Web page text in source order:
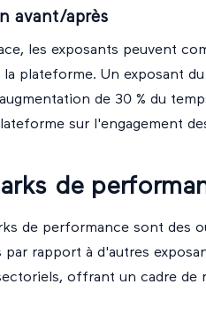
avant/après
les exposants peuvent
la plateforme. Un exposant
de 30 % du
sur l'engagement
de
de performance sont des
par rapport à d'autres
offrant un cadre